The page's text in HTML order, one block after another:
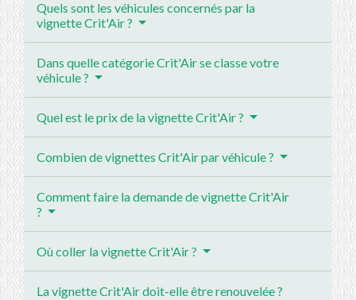
Quels sont les véhicules concernés par la
vignette Crit'Air ?
Dans quelle catégorie Crit'Air se classe votre
véhicule ?
Quel est le prix de la vignette Crit'Air ?
Combien de vignettes Crit'Air par véhicule ?
Comment faire la demande de vignette Crit'Air
?
Où coller la vignette Crit'Air ?
La vignette Crit'Air doit-elle être renouvelée ?